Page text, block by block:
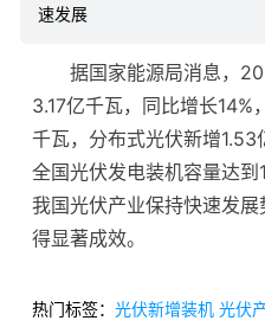
速发展
据国家能源局消息，
3.17亿千瓦，同比增长14%
千瓦，分布式光伏新增1.53
全国光伏发电装机容量达到
我国光伏产业保持快速发
得显著成效。
热门标签： 光伏新增装机 光伏